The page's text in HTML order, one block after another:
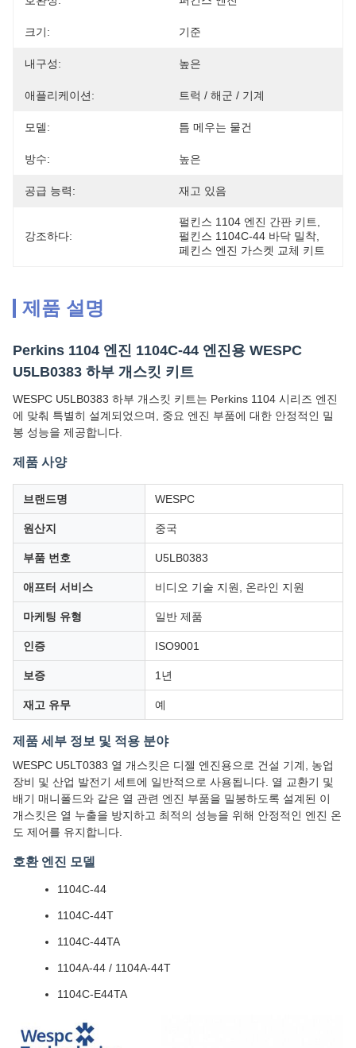
크기: 기준
내구성: 높은
애플리케이션: 트럭 / 해군 / 기계
모델: 틈 메우는 물건
방수: 높은
공급 능력: 재고 있음
강조하다:
펄킨스 1104 엔진 간판 키트
펄킨스 1104C-44 바닥 밀착
페킨스 엔진 가스켓 교체 키트
제품 설명
Perkins 1104 엔진 1104C-44 엔진용 WESPC
U5LB0383 하부 개스킷 키트
WESPC U5LB0383 하부 개스킷 키트는 Perkins 1104 시리즈 엔진
에 맞춰 특별히 설계되었으며, 중요 엔진 부품에 대한 안정적인 밀
봉 성능을 제공합니다.
제품 사양
브랜드명 WESPC
원산지 중국
부품 번호 U5LB0383
애프터 서비스 비디오 기술 지원, 온라인 지원
마케팅 유형 일반 제품
인증 ISO9001
보증 1년
재고 유무 예
제품 세부 정보 및 적용 분야
WESPC U5LT0383 열 개스킷은 디젤 엔진용으로 건설 기계, 농업
장비 및 산업 발전기 세트에 일반적으로 사용됩니다. 열 교환기 및
배기 매니폴드와 같은 열 관련 엔진 부품을 밀봉하도록 설계된 이
개스킷은 열 누출을 방지하고 최적의 성능을 위해 안정적인 엔진 온
도 제어를 유지합니다.
호환 엔진 모델
1104C-44
1104C-44T
1104C-44TA
1104A-44 / 1104A-44T
1104C-E44TA